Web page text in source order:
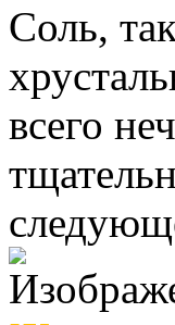
Соль,
всего